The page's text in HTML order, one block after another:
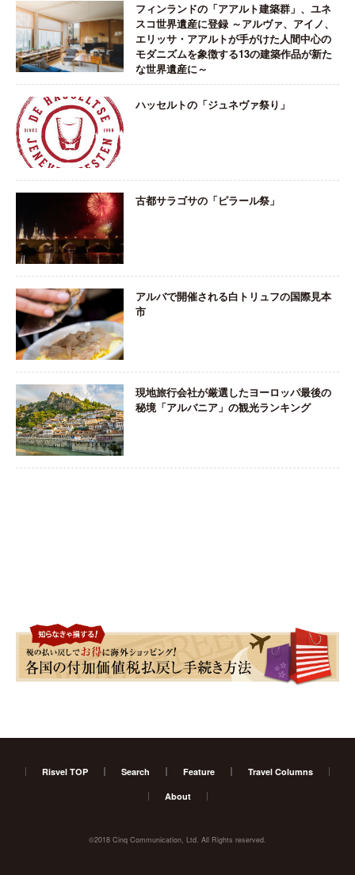
フィンランドの「アアルト建築群」、ユネ
スコ世界遺産に登録 ～アルヴァ、アイノ、
エリッサ・アアルトが手がけた人間中心の
モダニズムを象徴する13の建築作品が新た
な世界遺産に～
ハッセルトの「ジュネヴァ祭り」
古都サラゴサの「ピラール祭」
アルバで開催される白トリュフの国際見本
市
現地旅行会社が厳選したヨーロッパ最後の
秘境「アルバニア」の観光ランキング
Risvel TOP Search Feature Travel Columns
About
©2018 Cinq Communication, Ltd. All Rights reserved.